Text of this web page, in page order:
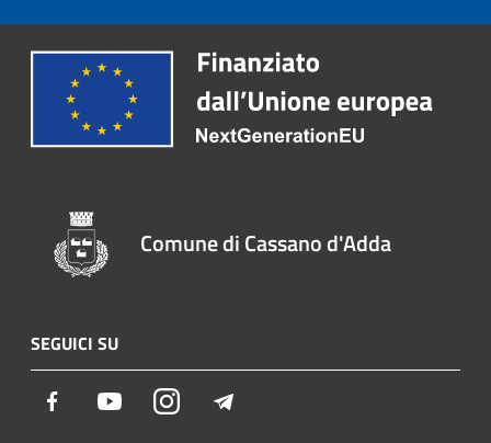
Comune di Cassano d'Adda
SEGUICI SU
Facebook YoutubeInstagram